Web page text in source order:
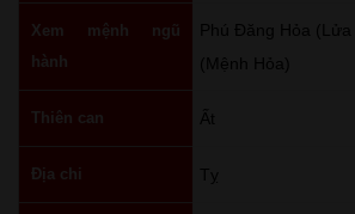
Xem mệnh ngũ
hành
Phú Đăng Hỏa (Lửa
(Mệnh Hỏa)
Thiên can Ất
Địa chi Tỵ